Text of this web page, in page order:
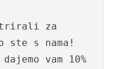
za
ste s nama!
vam 10%